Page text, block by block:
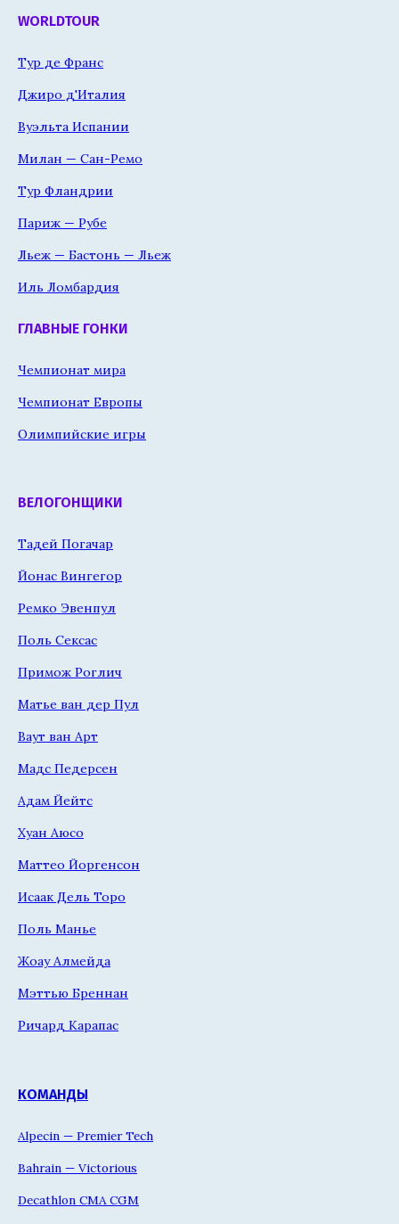
WORLDTOUR
Тур де Франс
Джиро д'Италия
Вуэльта Испании
Милан — Сан-Ремо
Тур Фландрии
Париж — Рубе
Льеж — Бастонь — Льеж
Иль Ломбардия
ГЛАВНЫЕ ГОНКИ
Чемпионат мира
Чемпионат Европы
Олимпийские игры
ВЕЛОГОНЩИКИ
Тадей Погачар
Йонас Вингегор
Ремко Эвенпул
Поль Сексас
Примож Роглич
Матье ван дер Пул
Ваут ван Арт
Мадс Педерсен
Адам Йейтс
Хуан Аюсо
Маттео Йоргенсон
Исаак Дель Торо
Поль Манье
Жоау Алмейда
Мэттью Бреннан
Ричард Карапас
КОМАНДЫ
Alpecin — Premier Tech
Bahrain — Victorious
Decathlon CMA CGM